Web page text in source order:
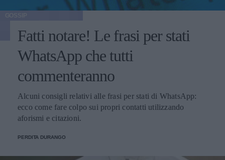
Fatti notare! Le frasi per stati
WhatsApp che tutti
commenteranno
Alcuni consigli relativi alle frasi per stati di WhatsApp:
ecco come fare colpo sui propri contatti utilizzando
aforismi e citazioni.
PERDITA DURANGO